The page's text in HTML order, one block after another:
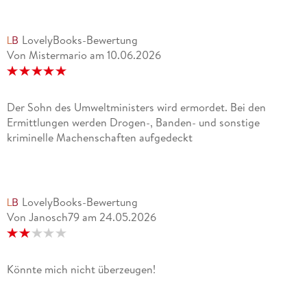
LovelyBooks-Bewertung
Von Mistermario am 10.06.2026
Der Sohn des Umweltministers wird ermordet. Bei den
Ermittlungen werden Drogen-, Banden- und sonstige
kriminelle Machenschaften aufgedeckt
LovelyBooks-Bewertung
Von Janosch79 am 24.05.2026
Könnte mich nicht überzeugen!